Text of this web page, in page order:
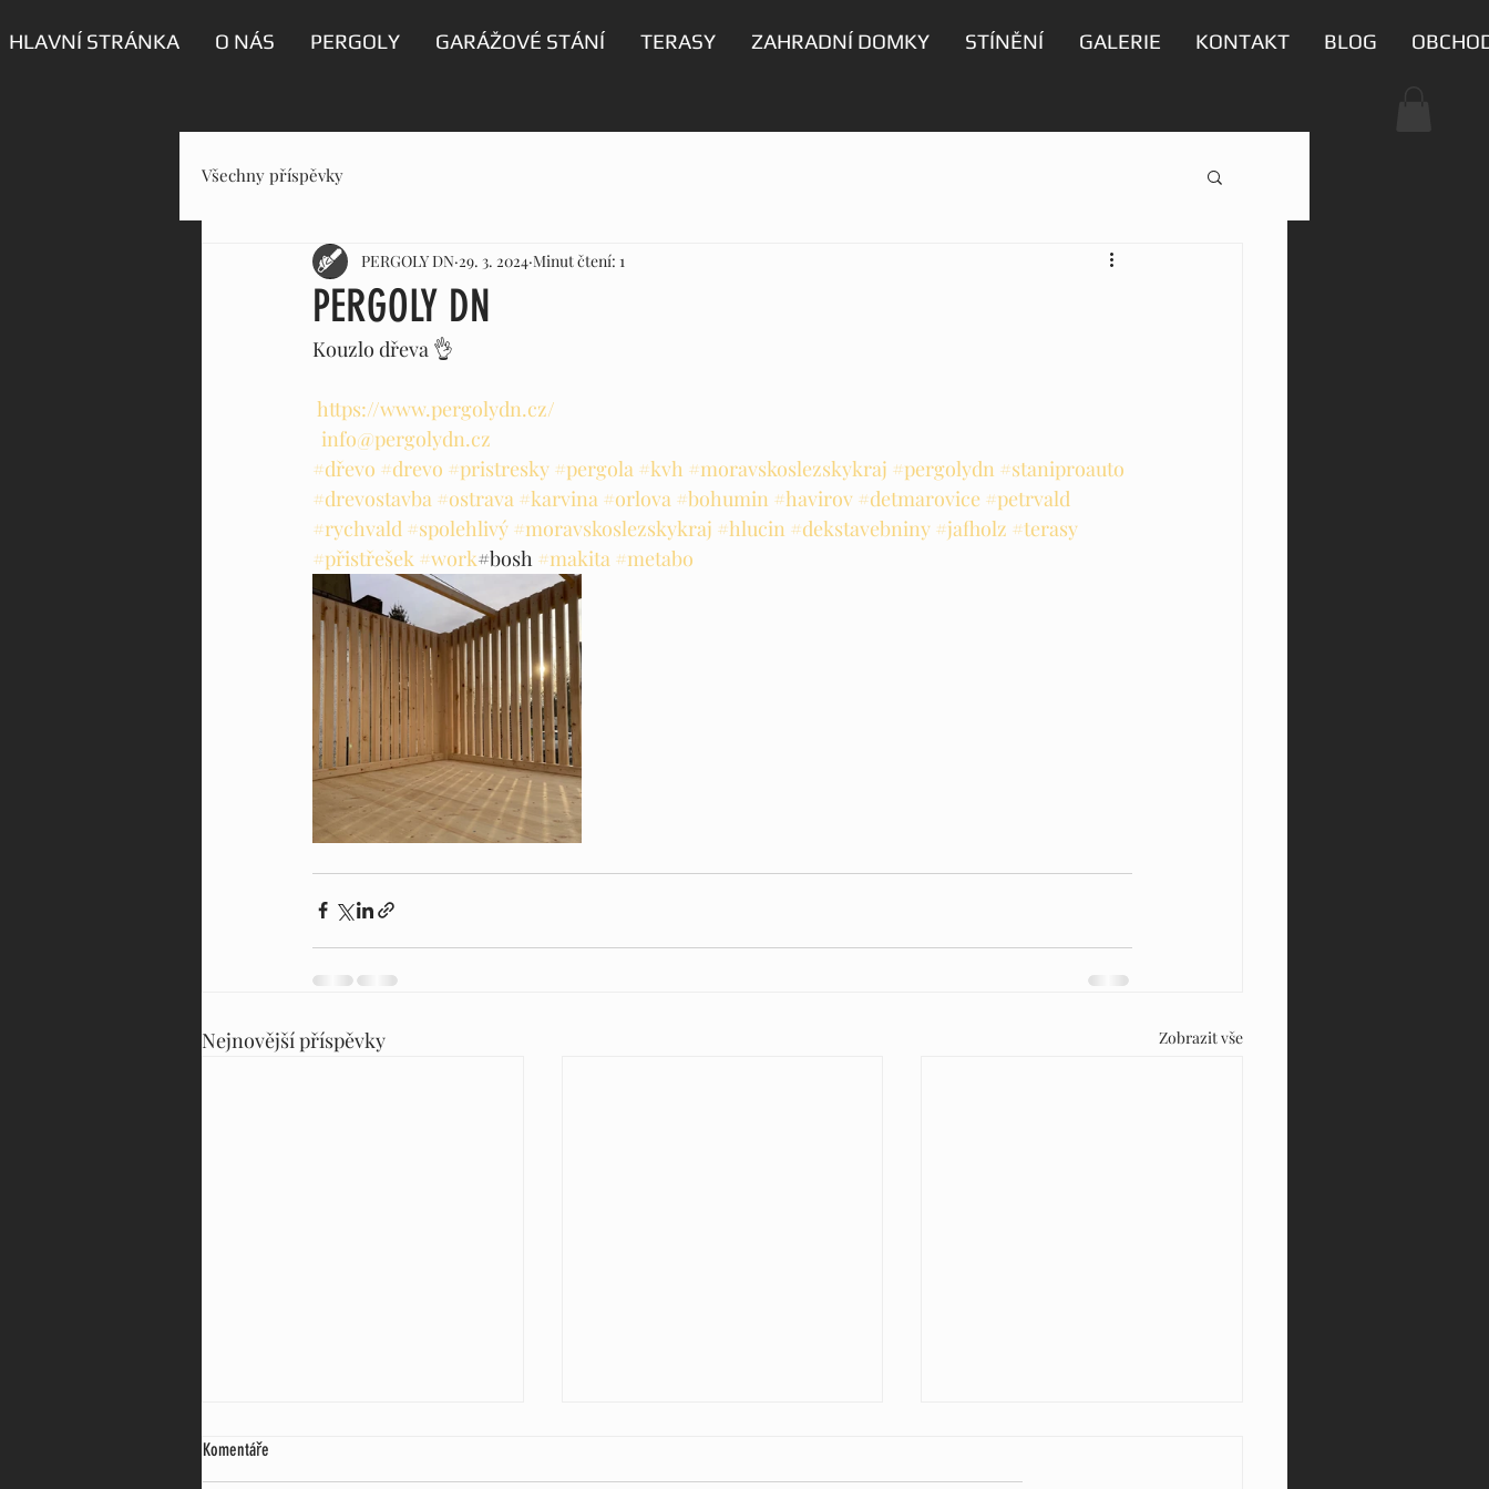
HLAVNÍ STRÁNKA O NÁS PERGOLY GARÁŽOVÉ STÁNÍ TERASY ZAHRADNÍ DOMKY STÍNĚNÍ GALERIE KONTAKT BLOG
Všechny příspěvky
PERGOLY DN
PERGOLY DN 29. 3. 2024 Minut čtení: 1
Kouzlo dřeva 👌
https://www.pergolydn.cz/
info@pergolydn.cz
#dřevo #drevo #pristresky #pergola #kvh #moravskoslezskykraj #pergolydn #staniproauto
#drevostavba #ostrava #karvina #orlova #bohumin #havirov #detmarovice #petrvald
#rychvald #spolehlivý #moravskoslezskykraj #hlucin #dekstavebniny #jafholz #terasy
#přistřešek #work#bosh #makita #metabo
Nejnovější příspěvky Zobrazit vše
Komentáře